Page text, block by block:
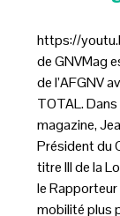
https://
de GNVMag
de l’AFGNV
TOTAL.
magazine,
Président du
titre III de la
le Rapporteur
mobilité plus